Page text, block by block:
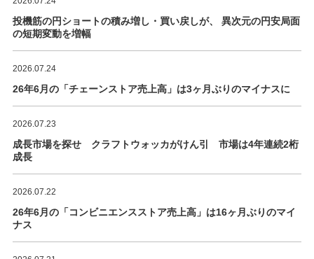
投機筋の円ショートの積み増し・買い戻しが、 異次元の円安局面
の短期変動を増幅
2026.07.24
26年6月の「チェーンストア売上高」は3ヶ月ぶりのマイナスに
2026.07.23
成長市場を探せ クラフトウォッカがけん引 市場は4年連続2桁
成長
2026.07.22
26年6月の「コンビニエンスストア売上高」は16ヶ月ぶりのマイ
ナス